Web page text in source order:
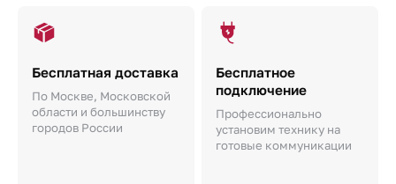
Бесплатная доставка
По Москве, Московской
области и большинству
городов России
Бесплатное
подключение
Профессионально
установим технику на
готовые коммуникации